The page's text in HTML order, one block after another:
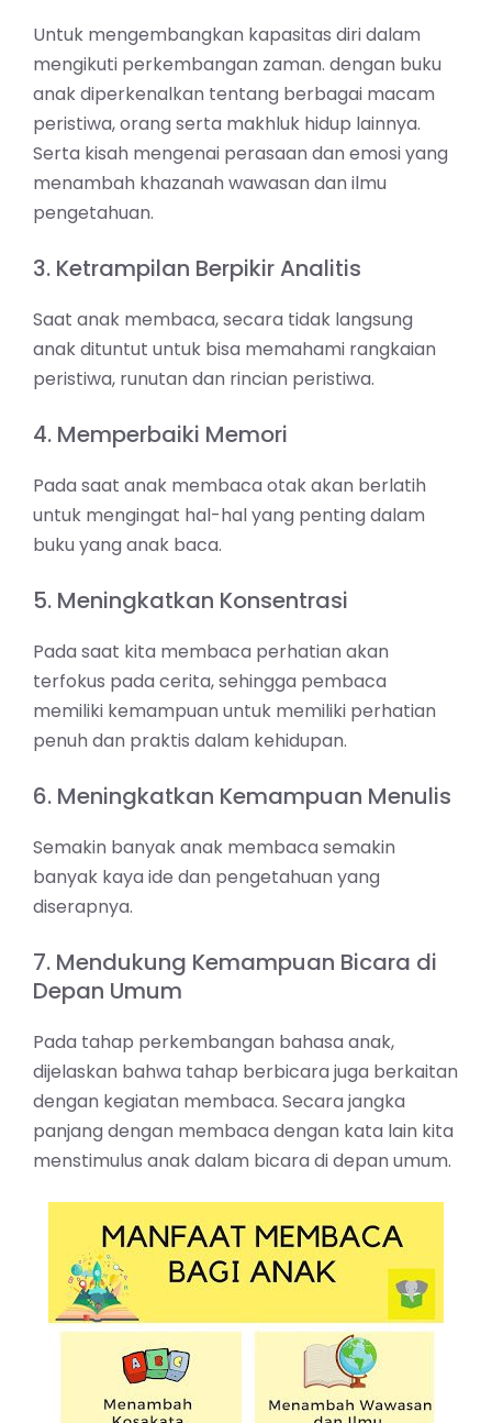
Untuk mengembangkan kapasitas diri dalam
mengikuti perkembangan zaman. dengan buku
anak diperkenalkan tentang berbagai macam
peristiwa, orang serta makhluk hidup lainnya.
Serta kisah mengenai perasaan dan emosi yang
menambah khazanah wawasan dan ilmu
pengetahuan.
3. Ketrampilan Berpikir Analitis
Saat anak membaca, secara tidak langsung
anak dituntut untuk bisa memahami rangkaian
peristiwa, runutan dan rincian peristiwa.
4. Memperbaiki Memori
Pada saat anak membaca otak akan berlatih
untuk mengingat hal-hal yang penting dalam
buku yang anak baca.
5. Meningkatkan Konsentrasi
Pada saat kita membaca perhatian akan
terfokus pada cerita, sehingga pembaca
memiliki kemampuan untuk memiliki perhatian
penuh dan praktis dalam kehidupan.
6. Meningkatkan Kemampuan Menulis
Semakin banyak anak membaca semakin
banyak kaya ide dan pengetahuan yang
diserapnya.
7. Mendukung Kemampuan Bicara di
Depan Umum
Pada tahap perkembangan bahasa anak,
dijelaskan bahwa tahap berbicara juga berkaitan
dengan kegiatan membaca. Secara jangka
panjang dengan membaca dengan kata lain kita
menstimulus anak dalam bicara di depan umum.